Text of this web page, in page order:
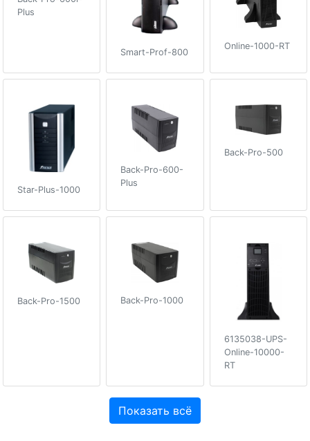
Plus
Smart-Prof-800
Online-1000-RT
Star-Plus-1000
Back-Pro-600-
Plus
Back-Pro-500
Back-Pro-1500 Back-Pro-1000
6135038-UPS-
Online-10000-
RT
Показать всё